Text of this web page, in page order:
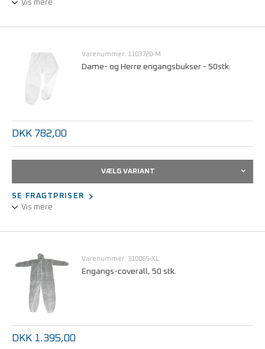
Vis mere
Varenummer: 1103720-M
Dame- og Herre engangsbukser - 50stk.
DKK 782,00
VÆLG VARIANT
SE FRAGTPRISER
Vis mere
Varenummer: 310065-XL
Engangs-coverall, 50 stk.
DKK 1.395,00